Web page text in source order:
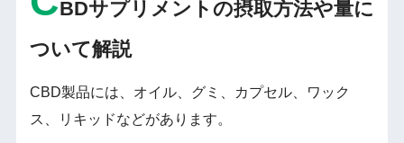
BDサプリメントの摂取方法や量に
ついて解説
CBD製品には、オイル、グミ、カプセル、ワック
ス、リキッドなどがあります。